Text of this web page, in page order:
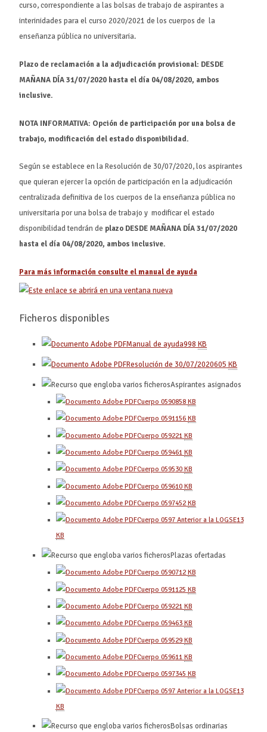
curso, correspondiente a las bolsas de trabajo de aspirantes a
interinidades para el curso 2020/2021 de los cuerpos de la
enseñanza pública no universitaria.
Plazo de reclamación a la adjudicación provisional: DESDE
MAÑANA DÍA 31/07/2020hasta el día 04/08/2020, ambos
inclusive.
NOTA INFORMATIVA: Opción de participación por una bolsa de
trabajo, modificación del estado disponibilidad.
Según se establece en la Resolución de 30/07/2020, los aspirantes
que quieran ejercer la opción de participación en la adjudicación
centralizada definitiva de los cuerpos de la enseñanza pública no
universitaria por una bolsa de trabajo y modificar el estado
disponibilidad tendrán de plazo DESDE MAÑANA DÍA 31/07/2020
hasta el día 04/08/2020, ambos inclusive.
Para más información consulte el manual de ayuda
Ficheros disponibles
Manual de ayuda998KB
Resolución de 30/07/2020605KB
Aspirantes asignados
Cuerpo 0590858 KB
Cuerpo 0591156 KB
Cuerpo 059221 KB
Cuerpo 059461 KB
Cuerpo 059530 KB
Cuerpo 059610 KB
Cuerpo 0597452 KB
Cuerpo 0597 Anterior a la LOGSE13
KB
Plazas ofertadas
Cuerpo 0590712 KB
Cuerpo 0591 125 KB
Cuerpo 059221 KB
Cuerpo 059463 KB
Cuerpo 059529 KB
Cuerpo 059611 KB
Cuerpo 0597345 KB
Cuerpo 0597 Anterior a la LOGSE13
KB
Bolsas ordinarias